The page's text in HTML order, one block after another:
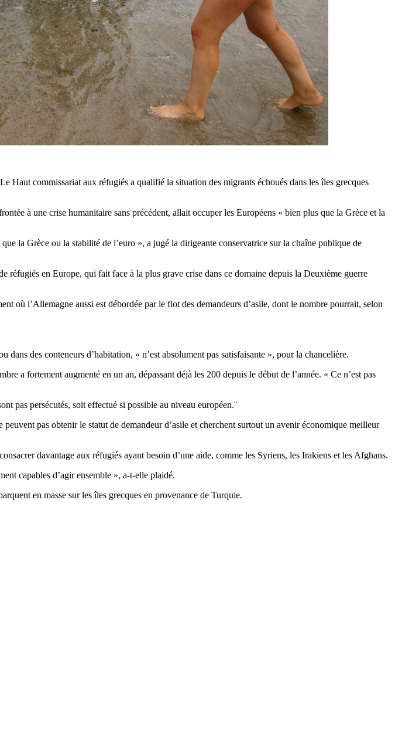
Haut commissariat aux réfugiés a qualifié la situation des migrants échoués dans les îles grecques
à une crise humanitaire sans précédent, allait occuper les Européens « bien plus que la Grèce et la
la Grèce ou la stabilité de l’euro », a jugé la dirigeante conservatrice sur la chaîne publique de
en Europe, qui fait face à la plus grave crise dans ce domaine depuis la Deuxième guerre
où l’Allemagne aussi est débordée par le flot des demandeurs d’asile, dont le nombre pourrait, selon
des conteneurs d’habitation, « n’est absolument pas satisfaisante », pour la chancelière.
a fortement augmenté en un an, dépassant déjà les 200 depuis le début de l’année. « Ce n’est pas
pas persécutés, soit effectué si possible au niveau européen.¨
pas obtenir le statut de demandeur d’asile et cherchent surtout un avenir économique meilleur
davantage aux réfugiés ayant besoin d’une aide, comme les Syriens, les Irakiens et les Afghans.
capables d’agir ensemble », a-t-elle plaidé.
en masse sur les îles grecques en provenance de Turquie.